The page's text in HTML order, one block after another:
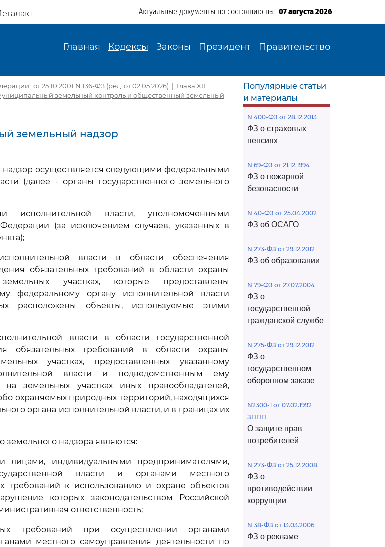
Актуальные документы по состоянию на: 07 августа 2026
Главная Кодексы Законы Президент Правительство
от 25.10.2001 N 136-ФЗ (ред. от 02.05.2026) | Глава XII.
земельный контроль и общественный земельный
земельный надзор
надзор осуществляется следующими федеральными
(далее - органы государственного земельного
исполнительной власти, уполномоченными
(за исключением случаев, указанных в
власти в области обеспечения
обязательных требований в области охраны
участках, которые предоставлены
федеральному органу исполнительной власти
расположены объекты, используемые этими
власти в области государственной
обязательных требований в области охраны
участках, предоставленных указанному
власти и подведомственным ему
земельных участках иных правообладателей,
охраняемых природных территорий, находящихся
органа исполнительной власти, и в границах их
земельного надзора являются:
лицами, индивидуальными предпринимателями,
власти и органами местного
требований к использованию и охране объектов
которых законодательством Российской
ответственность;
требований при осуществлении органами
местного самоуправления деятельности по
Популярные статьи
и материалы
N 400-ФЗ от 28.12.2013
ФЗ о страховых
пенсиях
N 69-ФЗ от 21.12.1994
ФЗ о пожарной
безопасности
N 40-ФЗ от 25.04.2002
ФЗ об ОСАГО
N 273-ФЗ от 29.12.2012
ФЗ об образовании
N 79-ФЗ от 27.07.2004
ФЗ о
государственной
гражданской службе
N 275-ФЗ от 29.12.2012
ФЗ о
государственном
оборонном заказе
N2300-1 от 07.02.1992
ЗППП
О защите прав
потребителей
N 273-ФЗ от 25.12.2008
ФЗ о
противодействии
коррупции
N 38-ФЗ от 13.03.2006
ФЗ о рекламе